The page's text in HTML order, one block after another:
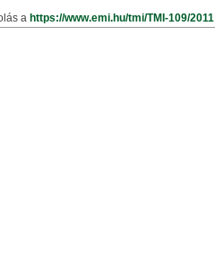
a https://www.emi.hu/tmi/TMI-109/2011